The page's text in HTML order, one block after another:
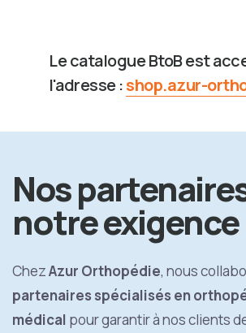
Le catalogue BtoB est
l'adresse :shop.azur-
Nos
notre exigence
ChezAzur Orthopédie, nous
partenaires spécialisés en
médical pour garantir à nos clients